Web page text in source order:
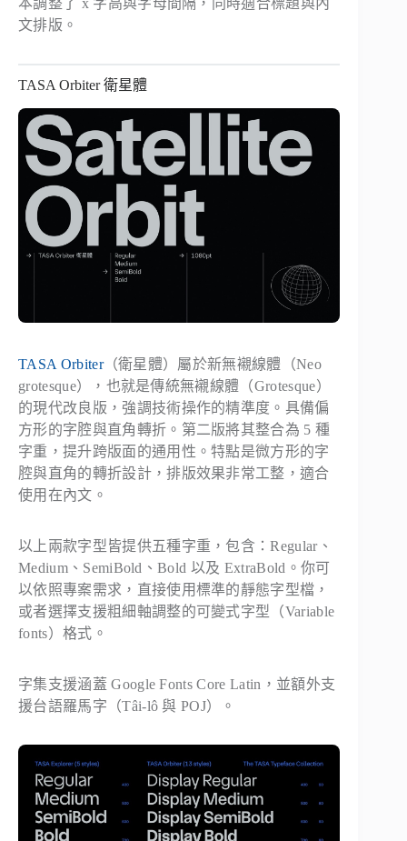
文排版。
TASA Orbiter 衛星體
TASA Orbiter（衛星體）屬於新無襯線體（Neo
grotesque），也就是傳統無襯線體（Grotesque）
的現代改良版，強調技術操作的精準度。具備偏
方形的字腔與直角轉折。第二版將其整合為 5 種
字重，提升跨版面的通用性。特點是微方形的字
腔與直角的轉折設計，排版效果非常工整，適合
使用在內文。
以上兩款字型皆提供五種字重，包含：Regular、
Medium、SemiBold、Bold 以及 ExtraBold。你可
以依照專案需求，直接使用標準的靜態字型檔，
或者選擇支援粗細軸調整的可變式字型（Variable
fonts）格式。
字集支援涵蓋 Google Fonts Core Latin，並額外支
援台語羅馬字（Tâi-lô 與 POJ）。